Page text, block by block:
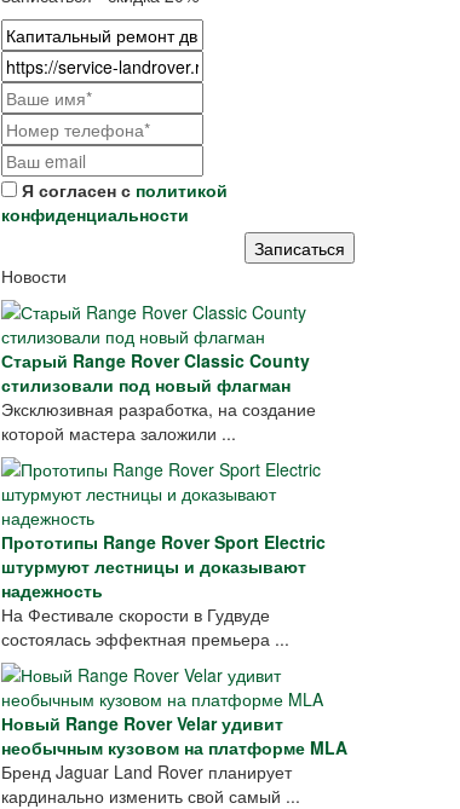
Я согласен с политикой
конфиденциальности
Новости
Старый Range Rover Classic County
стилизовали под новый флагман
Эксклюзивная разработка, на создание
которой мастера заложили ...
Прототипы Range Rover Sport Electric
штурмуют лестницы и доказывают
надежность
На Фестивале скорости в Гудвуде
состоялась эффектная премьера ...
Новый Range Rover Velar удивит
необычным кузовом на платформе MLA
Бренд Jaguar Land Rover планирует
кардинально изменить свой самый ...